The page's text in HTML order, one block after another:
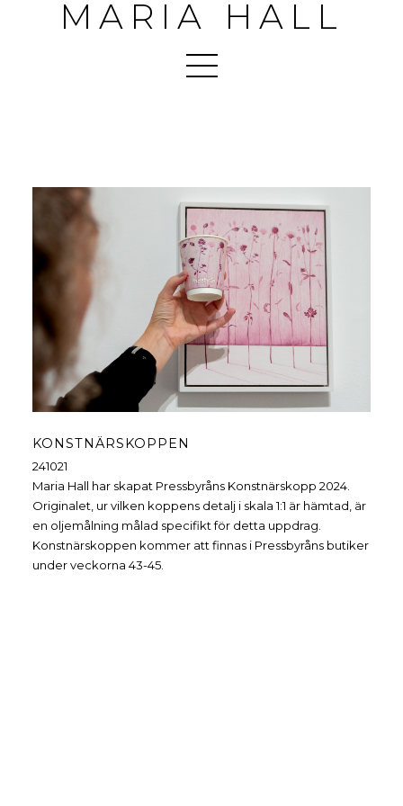
MARIA HALL
KONSTNÄRSKOPPEN
241021
Maria Hall har skapat Pressbyråns Konstnärskopp 2024.
Originalet, ur vilken koppens detalj i skala 1:1 är hämtad, är
en oljemålning målad specifikt för detta uppdrag.
Konstnärskoppen kommer att finnas i Pressbyråns butiker
under veckorna 43-45.